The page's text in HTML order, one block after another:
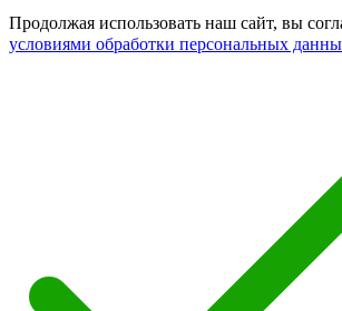
Продолжая использовать наш сайт, вы
условиями обработки персональных